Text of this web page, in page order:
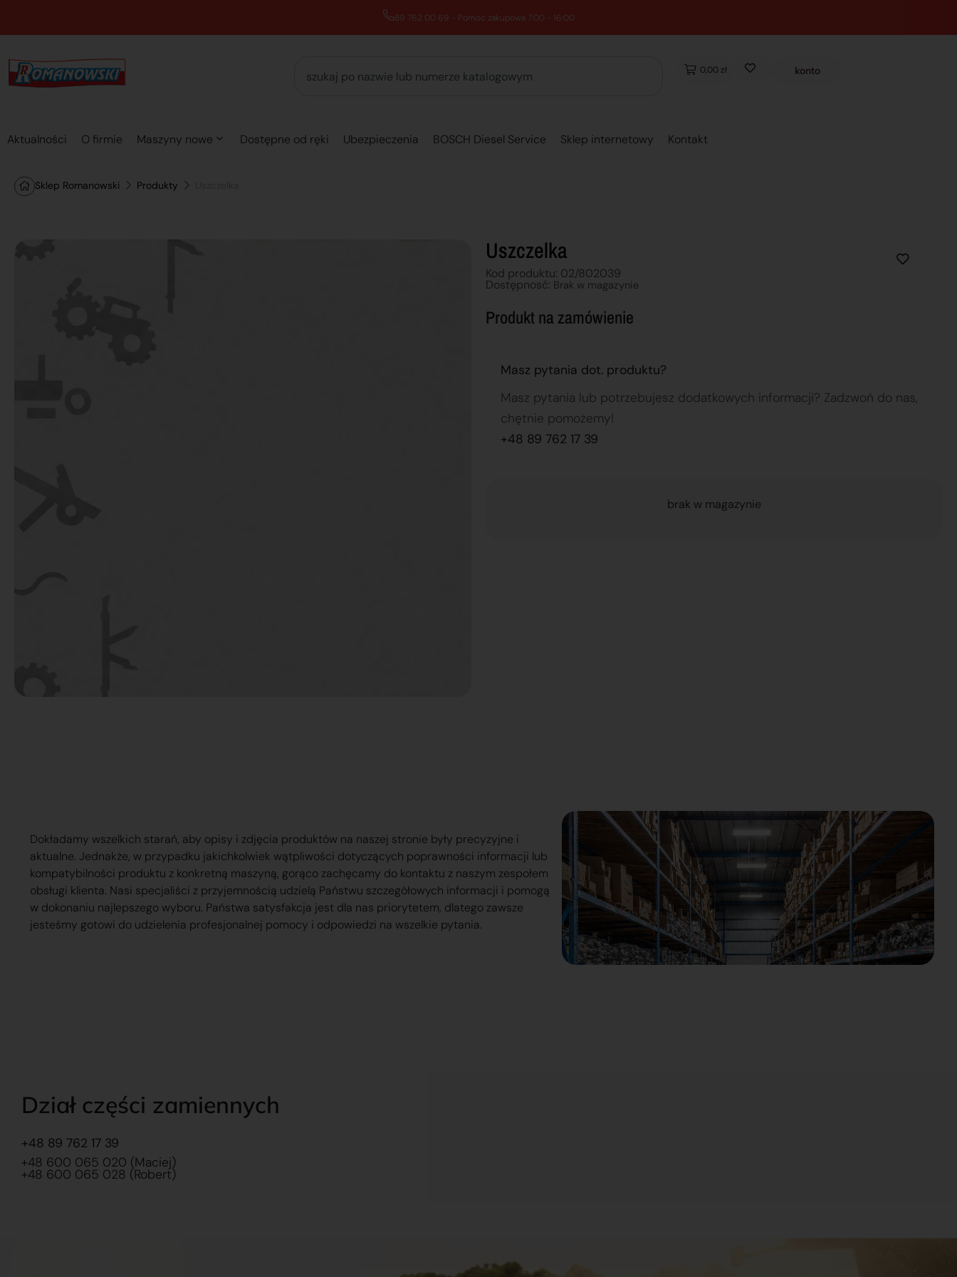
89 762 00 69 - Pomoc zakupowa 7:00 - 16:00
0,00 zł konto
Aktualności O firmie Maszyny nowe Dostępne od ręki Ubezpieczenia BOSCH Diesel Service Sklep internetowy Kontakt
Sklep Romanowski Produkty
Uszczelka
Kod produktu: 02/802039
Dostępnosć: Brak w magazynie
Produkt na zamówienie
Masz pytania dot. produktu?
Masz pytania lub potrzebujesz dodatkowych informacji? Zadzwoń do nas,
chętnie pomożemy!
+48 89 762 17 39
brak w magazynie
Dokładamy wszelkich starań, aby opisy i zdjęcia produktów na naszej stronie były precyzyjne i
aktualne. Jednakże, w przypadku jakichkolwiek wątpliwości dotyczących poprawności informacji lub
kompatybilności produktu z konkretną maszyną, gorąco zachęcamy do kontaktu z naszym zespołem
obsługi klienta. Nasi specjaliści z przyjemnością udzielą Państwu szczegółowych informacji i pomogą
w dokonaniu najlepszego wyboru. Państwa satysfakcja jest dla nas priorytetem, dlatego zawsze
jesteśmy gotowi do udzielenia profesjonalnej pomocy i odpowiedzi na wszelkie pytania.
Dział części zamiennych
+48 89 762 17 39
+48 600 065 020 (Maciej)
+48 600 065 028 (Robert)